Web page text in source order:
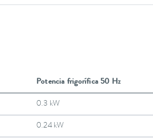
Potencia frigorífica 50 Hz
0.3 kW
0.24 kW